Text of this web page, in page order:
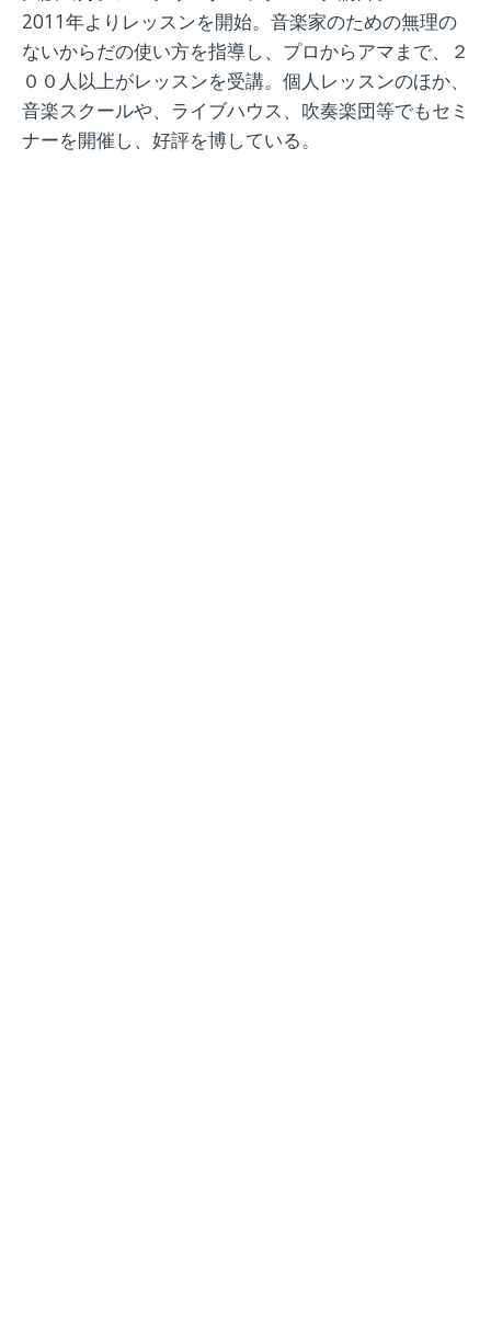
2011年よりレッスンを開始。音楽家のための無理の
ないからだの使い方を指導し、プロからアマまで、２
００人以上がレッスンを受講。個人レッスンのほか、
音楽スクールや、ライブハウス、吹奏楽団等でもセミ
ナーを開催し、好評を博している。